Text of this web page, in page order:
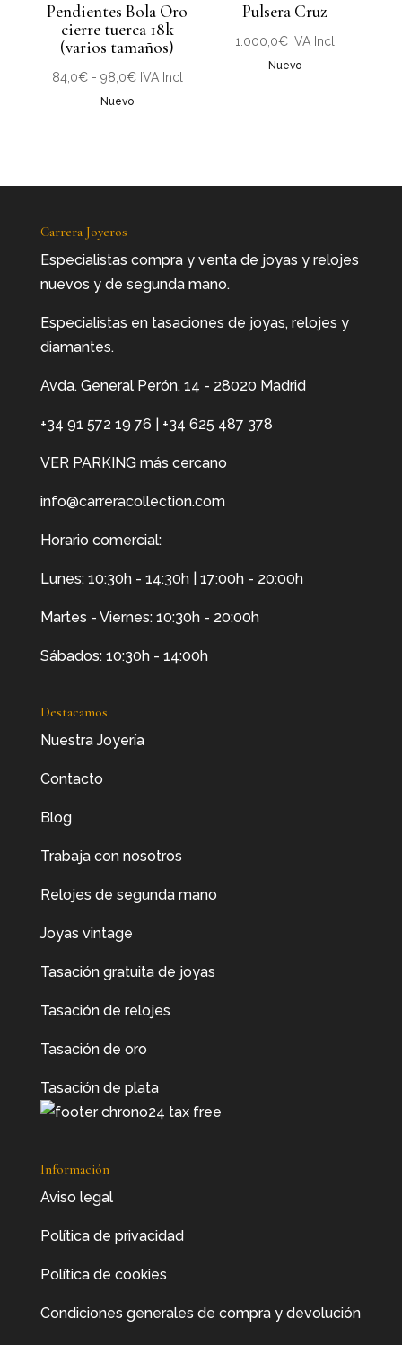
Pendientes Bola Oro
cierre tuerca 18k
(varios tamaños)
84,0€ - 98,0€Rango
IVA Incl
Nuevo
Pulsera Cruz
1.000,0€ IVA Incl
Nuevo
Carrera Joyeros
Especialistas compra y venta de joyas y relojes
nuevos y de segunda mano.
Especialistas en tasaciones de joyas, relojes y
diamantes.
Avda. General Perón, 14 - 28020 Madrid
+34 91 572 19 76 +34 625 487 378
VER PARKING más cercano
info@carreracollection.com
Horario comercial:
Lunes: 10:30h - 14:30h | 17:00h - 20:00h
Martes - Viernes: 10:30h - 20:00h
Sábados: 10:30h - 14:00h
Destacamos
Nuestra Joyería
Contacto
Blog
Trabaja con nosotros
Relojes de segunda mano
Joyas vintage
Tasación gratuita de joyas
Tasación de relojes
Tasación de oro
Tasación de plata
Información
Aviso legal
Política de privacidad
Política de cookies
Condiciones generales de compra y devolución